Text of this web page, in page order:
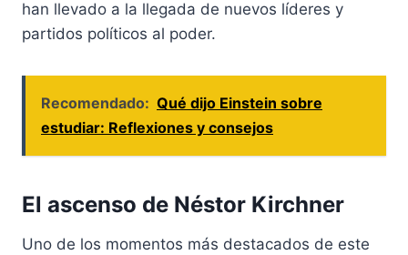
han llevado a la llegada de nuevos líderes y
partidos políticos al poder.
Recomendado: Qué dijo Einstein sobre
estudiar: Reflexiones y consejos
El ascenso de Néstor Kirchner
Uno de los momentos más destacados de este